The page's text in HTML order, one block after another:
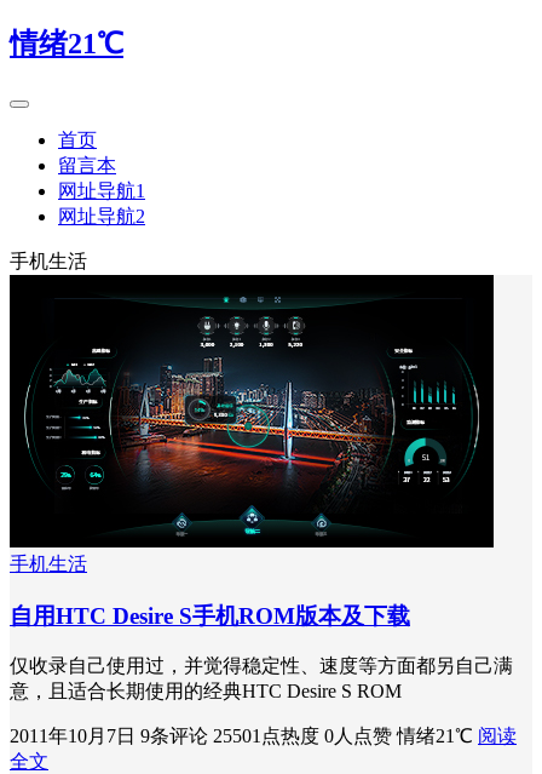
情绪21℃
首页
留言本
网址导航1
网址导航2
手机生活
手机生活
自用HTC Desire S手机ROM版本及下载
仅收录自己使用过，并觉得稳定性、速度等方面都另自己满
意，且适合长期使用的经典HTC Desire S ROM
2011年10月7日 9条评论 25501点热度 0人点赞 情绪21℃ 阅读
全文